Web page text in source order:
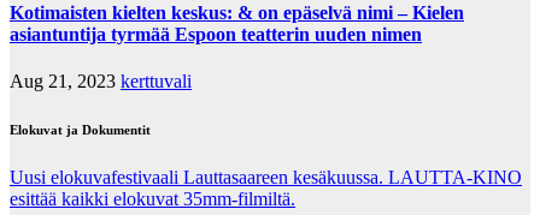
Kotimaisten kielten keskus: & on epäselvä nimi – Kielen
asiantuntija tyrmää Espoon teatterin uuden nimen
Aug 21, 2023 kerttuvali
Elokuvat ja Dokumentit
Uusi elokuvafestivaali Lauttasaareen kesäkuussa. LAUTTA-KINO
esittää kaikki elokuvat 35mm-filmiltä.